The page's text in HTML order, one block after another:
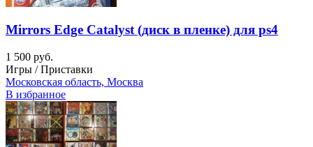
Mirrors Edge Catalyst (диск в пленке) для ps4
1 500 руб.
Игры / Приставки
Московская область, Москва
В избранное